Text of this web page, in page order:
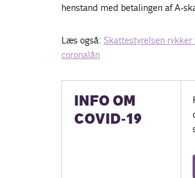
henstand med betalingen af A-
Læs også: Skattestyrelsen
coronalån
INFO OM
COVID-19